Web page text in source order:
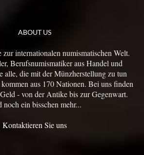
ABOUT US
internationalen numismatischen Welt.
Berufsnumismatiker aus Handel und
alle, die mit der Münzherstellung zu tun
aus 170 Nationen. Bei uns finden
- von der Antike bis zur Gegenwart.
noch ein bisschen mehr...
Kontaktieren Sie uns